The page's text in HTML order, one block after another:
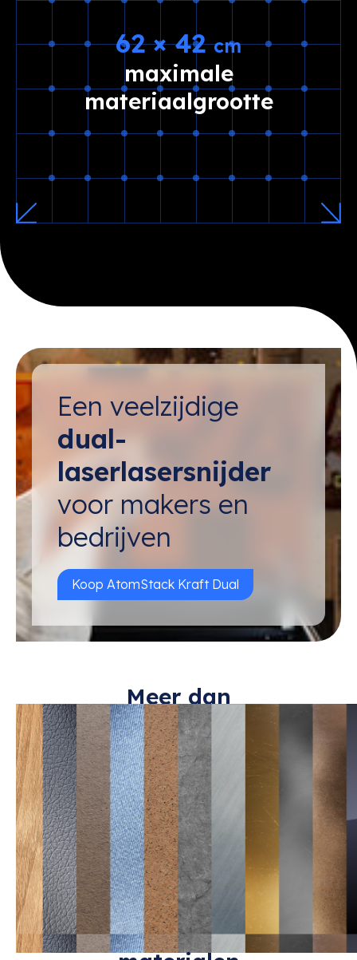
62 × 42cm
maximale
materiaalgrootte
Een veelzijdige
dual-
laserlasersnijder
voor makers en
bedrijven
Koop AtomStack Kraft Dual
Meer dan